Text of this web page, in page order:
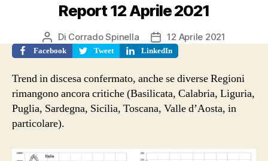
Report 12 Aprile 2021
Autore
articolo
Di Corrado Spinella
Data
dell'articolo
12 Aprile 2021
Facebook Tweet LinkedIn
Trend in discesa confermato, anche se diverse Regioni
rimangono ancora critiche (Basilicata, Calabria, Liguria,
Puglia, Sardegna, Sicilia, Toscana, Valle d’Aosta, in
particolare).